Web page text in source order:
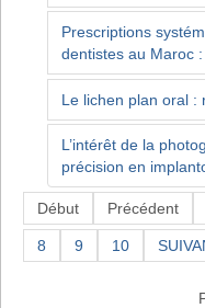
Prescriptions
dentistes au Maroc
Le lichen plan oral :
L’intérêt de la
précision en
Début Précédent
8 9 10